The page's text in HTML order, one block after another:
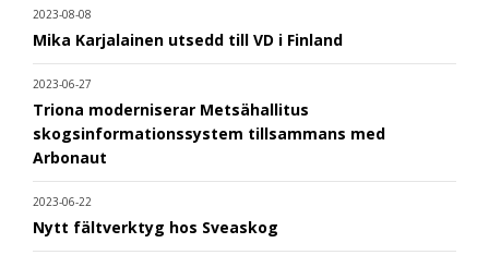
2023-08-08
Mika Karjalainen utsedd till VD i Finland
2023-06-27
Triona moderniserar Metsähallitus
skogsinformationssystem tillsammans med
Arbonaut
2023-06-22
Nytt fältverktyg hos Sveaskog